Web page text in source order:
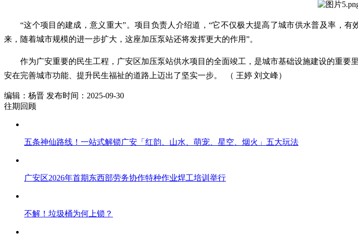
“这个项目的建成，意义重大”。项目负责人介绍道，“它不仅极大提高了城市供水普及率，
来，随着城市规模的进一步扩大，这座加压泵站还将发挥更大的作用”。
作为广安重要的民生工程，广安区加压泵站供水项目的全面竣工，是城市基础设施建设的重
安在完善城市功能、提升民生福祉的道路上迈出了坚实一步。 （ 王婷 刘文峰）
编辑：杨晋 发布时间：2025-09-30
往期回顾
五条神仙路线！一站式解锁广安「红韵、山水、萌宠、星空、烟火」五大玩法
广安区2026年首期东西部劳务协作特种作业焊工培训举行
不解！垃圾桶为何上锁？